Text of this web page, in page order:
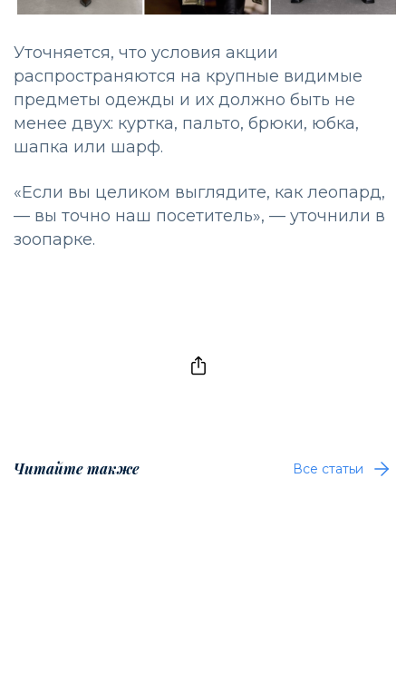
Уточняется, что условия акции
распространяются на крупные видимые
предметы одежды и их должно быть не
менее двух: куртка, пальто, брюки, юбка,
шапка или шарф.
«Если вы целиком выглядите, как леопард,
— вы точно наш посетитель», — уточнили в
зоопарке.
Читайте также Все статьи